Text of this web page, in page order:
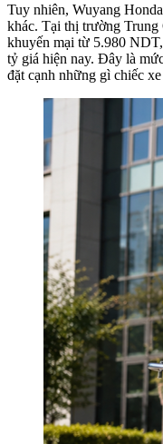
Tuy nhiên, Wuyang
khác. Tại thị trường Trung
khuyến mại từ 5.980
tỷ giá hiện nay. Đây là
đặt cạnh những gì chiếc